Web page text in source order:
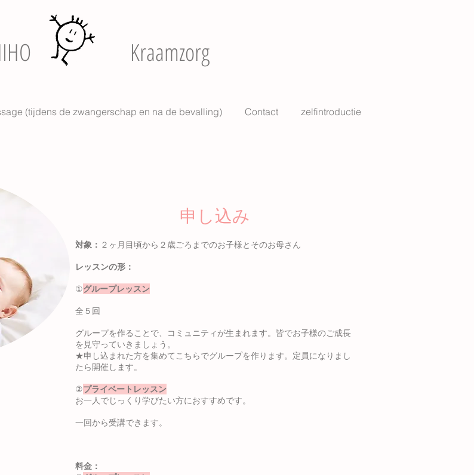
Kraamzorg
(tijdens de zwangerschap en na de bevalling) Contact zelfintroductie
申し込み
対象： ２ヶ月目頃から２歳ごろまでのお子様とそのお母さん
レッスンの形：
①グループレッスン
全５回
グループを作ることで、コミュニティが生まれます。皆でお子様のご成長
を見守っていきましょう。
★申し込まれた方を集めてこちらでグループを作ります。定員になりまし
たら開催します。
②プライベートレッスン
お一人でじっくり学びたい方におすすめです。
​一回から受講できます。
料金：